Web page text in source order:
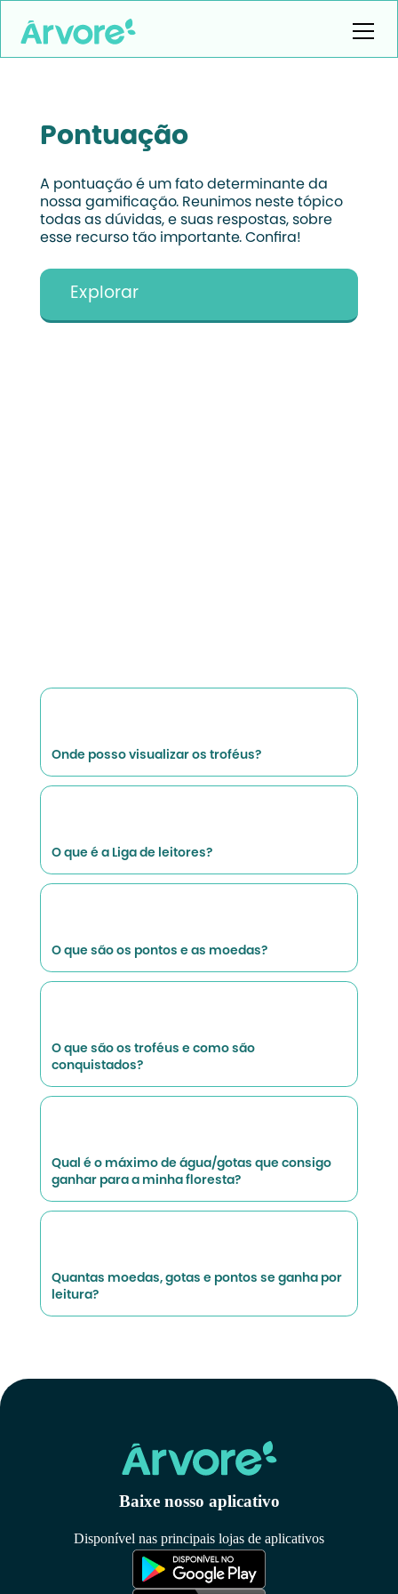
Pontuação
A pontuação é um fato determinante da
nossa gamificação. Reunimos neste tópico
todas as dúvidas, e suas respostas, sobre
esse recurso tão importante. Confira!
Explorar
Onde posso visualizar os troféus?
O que é a Liga de leitores?
O que são os pontos e as moedas?
O que são os troféus e como são
conquistados?
Qual é o máximo de água/gotas que consigo
ganhar para a minha floresta?
Quantas moedas, gotas e pontos se ganha por
leitura?
Baixe nosso aplicativo
Disponível nas principais lojas de aplicativos